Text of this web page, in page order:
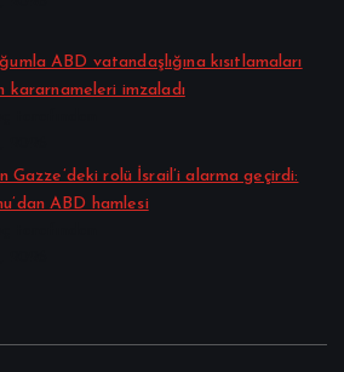
ABD vatandaşlığına kısıtlamaları
kararnameleri imzaladı
Gazze’deki rolü İsrail’i alarma geçirdi:
ABD hamlesi